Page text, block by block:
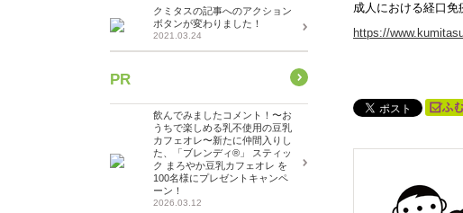
成人における経口免
https://
クミタスの記事へのアクション
ボタンが変わりました！
2021.03.24
PR
飲んでみましたコメント！〜お
うちで楽しめる乳不使用の豆乳
カフェオレ〜新たに仲間入りし
た、「ブレンディ®」 スティッ
ク まろやか豆乳カフェオレ を
100名様にプレゼントキャンペ
ーン！
2026.03.12